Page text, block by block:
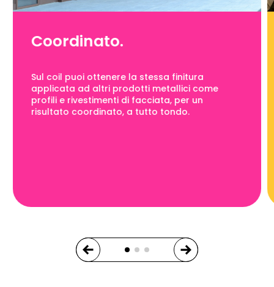
Coordinato.
Sul coil puoi ottenere la stessa finitura
applicata ad altri prodotti metallici come
profili e rivestimenti di facciata, per un
risultato coordinato, a tutto tondo.